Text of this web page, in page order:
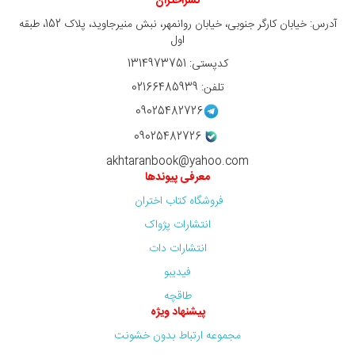
آدرس: خیابان کارگر جنوبی، خیابان روانمهر، نبش منیرجاوید، پلاک 152، طبقه
اول
کدپستی: 1314973751
تلفن: 02166485939
09025482726
09025482726
akhtaranbook@yahoo.com
معرفی پیوندها
فروشگاه کتاب اختران
انتشارات پژواک
انتشارات دات
فیدیبو
طاقچه
پیشنهاد ویژه
مجموعه ارتباط بدون خشونت